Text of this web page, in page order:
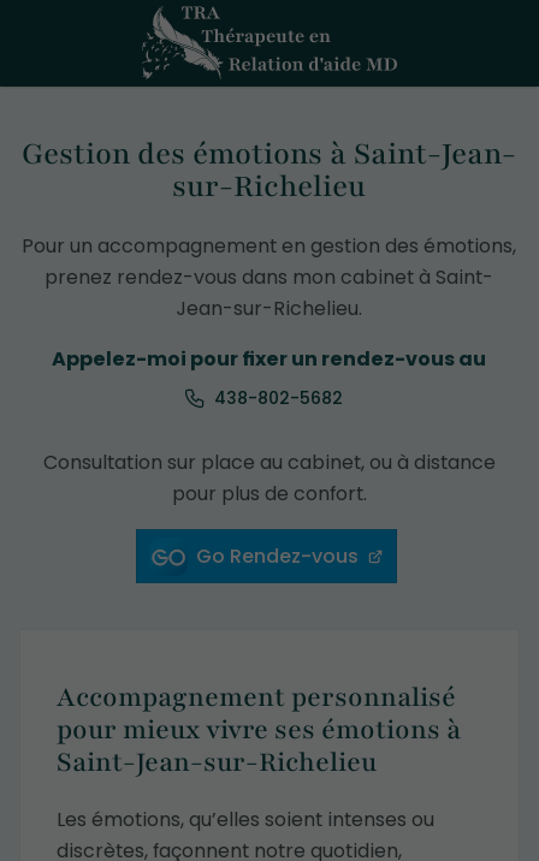
Gestion des émotions à Saint-Jean-
sur-Richelieu
Pour un accompagnement en gestion des émotions,
prenez rendez-vous dans mon cabinet à Saint-
Jean-sur-Richelieu.
Appelez-moi pour fixer un rendez-vous au
438-802-5682
Consultation sur place au cabinet, ou à distance
pour plus de confort.
Go Rendez-vous
Accompagnement personnalisé
pour mieux vivre ses émotions à
Saint-Jean-sur-Richelieu
Les émotions, qu’elles soient intenses ou
discrètes, façonnent notre quotidien,